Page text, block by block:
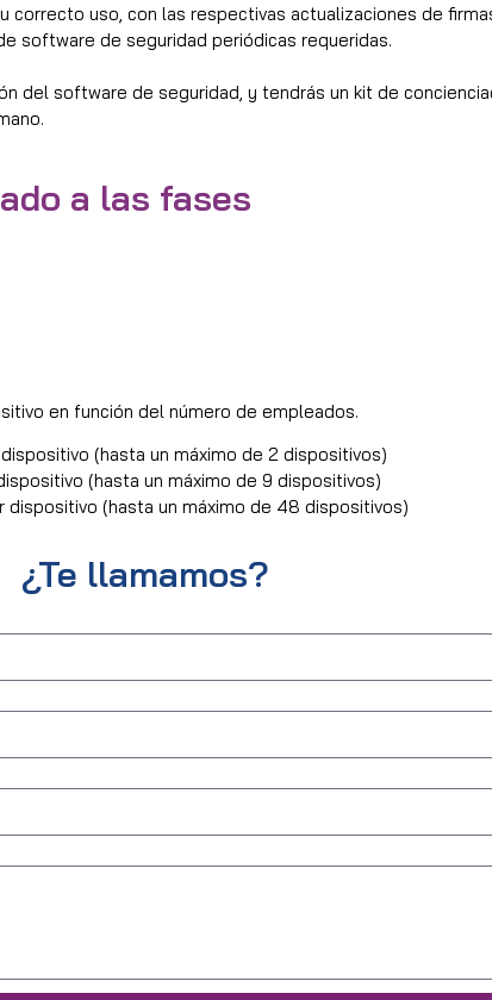
correcto uso, con las respectivas actualizaciones de
software de seguridad periódicas requeridas.
del software de seguridad, y tendrás un kit de
a las fases
en función del número de empleados.
(hasta un máximo de 2 dispositivos)
(hasta un máximo de 9 dispositivos)
(hasta un máximo de 48 dispositivos)
¿Te llamamos?